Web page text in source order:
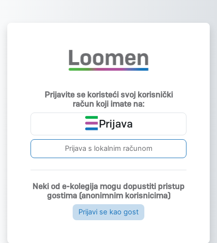
Prijavite se koristeći svoj korisnički
račun koji imate na:
Prijava
Prijava s lokalnim računom
Neki od e-kolegija mogu dopustiti pristup
gostima (anonimnim korisnicima)
Prijavi se kao gost